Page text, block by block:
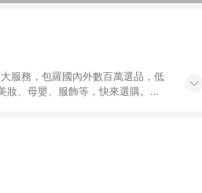
服務，包羅國內外數百萬選品，低
、母嬰、服飾等，快來選購。